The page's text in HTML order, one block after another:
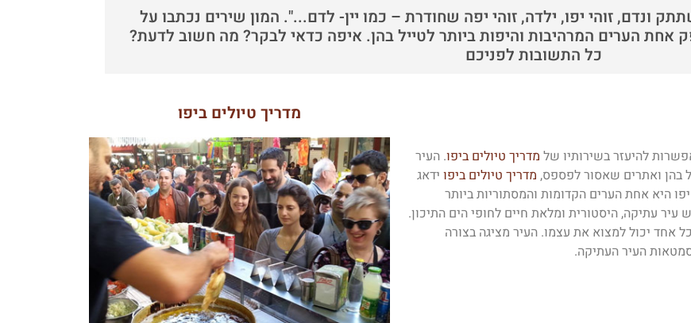
ונדם, זוהי יפו, ילדה, זוהי יפה שחודרת – כמו יין- לדם...". המון שירים נכתבו על
אחת הערים המרהיבות והיפות ביותר לטייל בהן. איפה כדאי לבקר? מה חשוב לדעת?
כל התשובות לפניכם
להיעזר בשירותיו של מדריך טיולים ביפו. העיר
בהן ואתרים שאסור לפספס, מדריך טיולים ביפו ידאג
היא אחת הערים הקדומות והמסתוריות ביותר
עתיקה, היסטורית ומלאת חיים לחופי הים התיכון.
אחד יכול למצוא את עצמו. העיר מציגה בצורה
העיר העתיקה.
מדריך טיולים ביפו